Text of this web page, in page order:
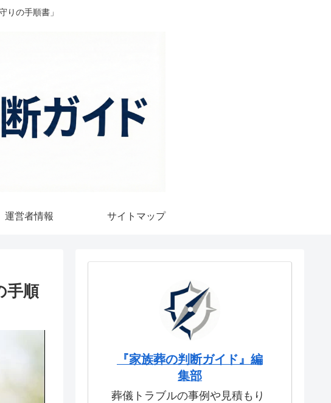
りの手順書」
運営者情報 サイトマップ
手順
『家族葬の判断ガイド』編
集部
葬儀トラブルの事例や見積もり